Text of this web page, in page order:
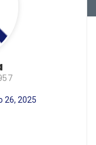
26, 2025